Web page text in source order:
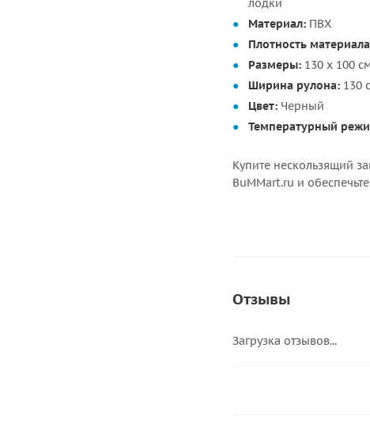
лодки
Материал: ПВХ
Плотность
Размеры: 130 х 100
Ширина рулона: 130
Цвет: Черный
Температурный
Купите нескользящий
BuMMart.ru и
Отзывы
Загрузка отзывов...